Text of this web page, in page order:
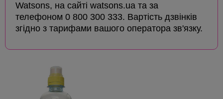
Watsons, на сайті watsons.ua та за
телефоном 0 800 300 333. Вартість дзвінків
згідно з тарифами вашого оператора зв'язку.